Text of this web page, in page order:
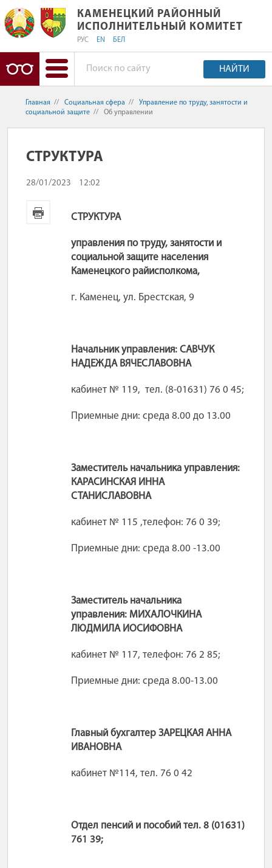
КАМЕНЕЦКИЙ РАЙОННЫЙ
КАМЕНЕЦКИЙ РАЙОННЫЙ
ИСПОЛНИТЕЛЬНЫЙ КОМИТЕТ
РУС EN БЕЛ
НАЙТИ
Главная // Социальная сфера //
Управление по труду, занятости и
социальной защите // Об управлении
СТРУКТУРА
28/01/2023 12:02
СТРУКТУРА
управления по труду, занятости и
социальной защите населения
Каменецкого райисполкома,
г. Каменец, ул. Брестская, 9
Начальник управления: САВЧУК
НАДЕЖДА ВЯЧЕСЛАВОВНА
кабинет № 119, тел. (8-01631) 76 0 45;
Приемные дни: среда 8.00 до 13.00
Заместитель начальника управления:
КАРАСИНСКАЯ ИННА
СТАНИСЛАВОВНА
кабинет № 115 ,телефон: 76 0 39;
Приемные дни: среда 8.00 -13.00
Заместитель начальника
управления: МИХАЛОЧКИНА
ЛЮДМИЛА ИОСИФОВНА
кабинет № 117, телефон: 76 2 85;
Приемные дни: среда 8.00-13.00
Главный бухгалтер ЗАРЕЦКАЯ АННА
ИВАНОВНА
кабинет №114, тел. 76 0 42
Отдел пенсий и пособий тел. 8 (01631)
761 39;